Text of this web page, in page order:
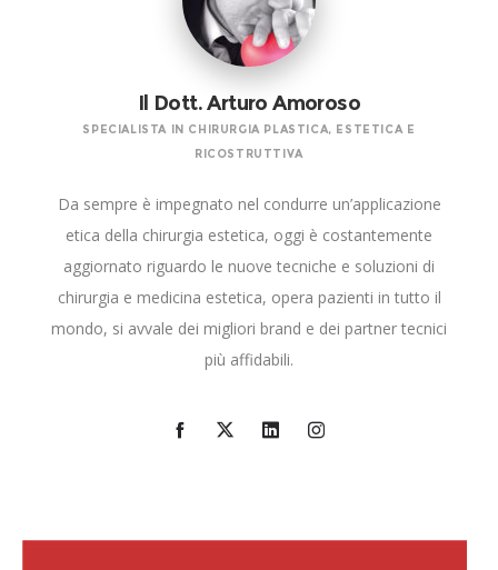
Il Dott. Arturo Amoroso
SPECIALISTA IN CHIRURGIA PLASTICA, ESTETICA E
RICOSTRUTTIVA
Da sempre è impegnato nel condurre un’applicazione
etica della chirurgia estetica, oggi è costantemente
aggiornato riguardo le nuove tecniche e soluzioni di
chirurgia e medicina estetica, opera pazienti in tutto il
mondo, si avvale dei migliori brand e dei partner tecnici
più affidabili.